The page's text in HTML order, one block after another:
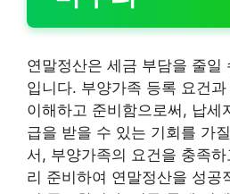
연말정산은 세금 부담을 줄일
입니다. 부양가족 등록 요건
이해하고 준비함으로써, 납세
급을 받을 수 있는 기회를 가
서, 부양가족의 요건을 충족
리 준비하여 연말정산을 성공